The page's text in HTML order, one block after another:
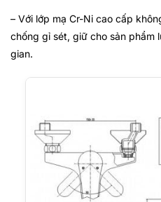
– Với lớp mạ Cr-Ni cao cấp
chống gỉ sét, giữ cho sản phẩm
gian.